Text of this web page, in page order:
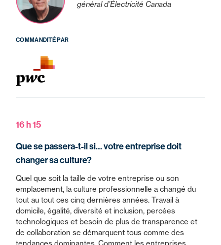
général d’Électricité Canada
COMMANDITÉ PAR
16 h 15
Que se passera-t-il si… votre entreprise doit
changer sa culture?
Quel que soit la taille de votre entreprise ou son
emplacement, la culture professionnelle a changé du
tout au tout ces cinq dernières années. Travail à
domicile, égalité, diversité et inclusion, percées
technologiques et besoin de plus de transparence et
de collaboration se démarquent tous comme des